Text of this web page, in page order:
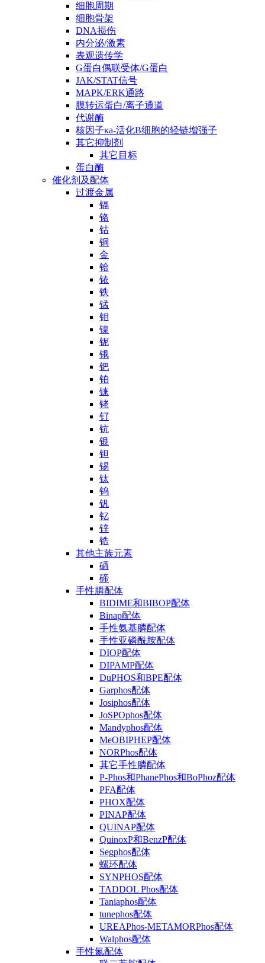
细胞周期
细胞骨架
DNA损伤
内分泌/激素
表观遗传学
G蛋白偶联受体/G蛋白
JAK/STAT信号
MAPK/ERK通路
膜转运蛋白/离子通道
代谢酶
核因子κa-活化B细胞的轻链增强子
其它抑制剂
其它目标
蛋白酶
催化剂及配体
过渡金属
镉
铬
钴
铜
金
铪
铱
铁
锰
钼
镍
铌
锇
钯
铂
铼
铑
钌
钪
银
钽
锡
钛
钨
钒
钇
锌
锆
其他主族元素
硒
碲
手性膦配体
BIDIME和BIBOP配体
Binap配体
手性氨基膦配体
手性亚磷酰胺配体
DIOP配体
DIPAMP配体
DuPHOS和BPE配体
Garphos配体
Josiphos配体
JoSPOphos配体
Mandyphos配体
MeOBIPHEP配体
NORPhos配体
其它手性膦配体
P-Phos和PhanePhos和BoPhoz配体
PFA配体
PHOX配体
PINAP配体
QUINAP配体
QuinoxP和BenzP配体
Segphos配体
螺环配体
SYNPHOS配体
TADDOL Phos配体
Taniaphos配体
tunephos配体
UREAPhos-METAMORPhos配体
Walphos配体
手性氮配体